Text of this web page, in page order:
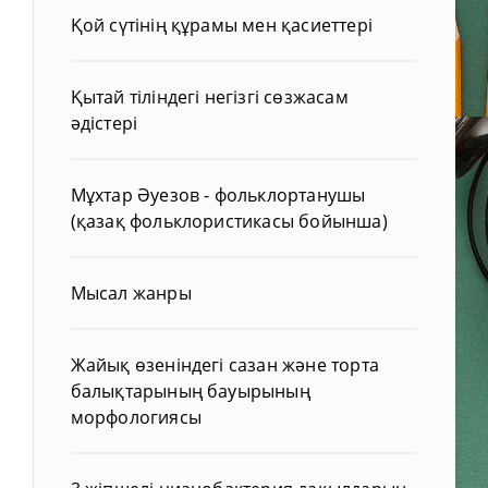
Қой сүтінің құрамы мен қасиеттері
Қытай тіліндегі негізгі сөзжасам
әдістері
Мұхтар Әуезов - фольклортанушы
(қазақ фольклористикасы бойынша)
Мысал жанры
Жайық өзеніндегі сазан және торта
балықтарының бауырының
морфологиясы